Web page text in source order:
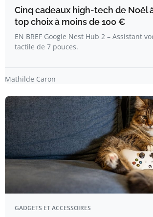
Cinq cadeaux high-tech de Noël
top choix à moins de 100 €
EN BREF Google Nest Hub 2 – Assistant
tactile de 7 pouces.
Mathilde Caron
GADGETS ET ACCESSOIRES